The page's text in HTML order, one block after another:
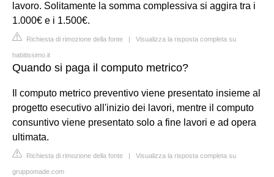
lavoro. Solitamente la somma complessiva si aggira tra i
1.000€ e i 1.500€.
Richiesta di rimozione della fonte | Visualizza la risposta completa su
habitissimo.it
Quando si paga il computo metrico?
Il computo metrico preventivo viene presentato insieme al
progetto esecutivo all'inizio dei lavori, mentre il computo
consuntivo viene presentato solo a fine lavori e ad opera
ultimata.
Richiesta di rimozione della fonte | Visualizza la risposta completa su
gruppomade.com